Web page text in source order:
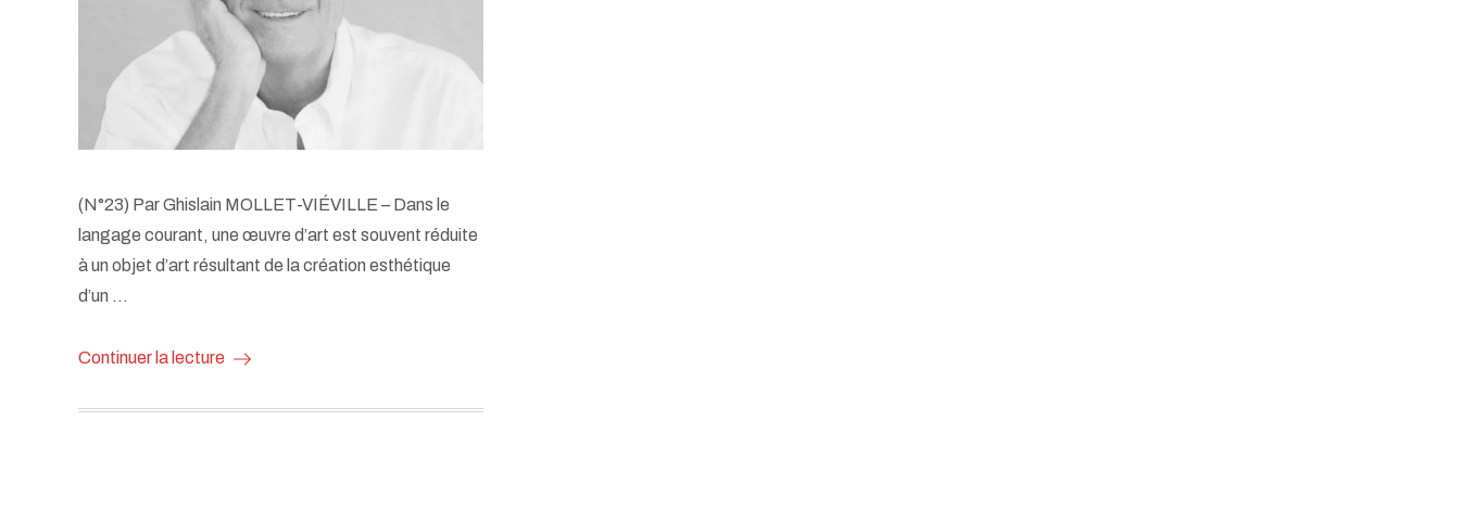
(N°23) Par Ghislain MOLLET-VIÉVILLE – Dans le
langage courant, une œuvre d’art est souvent réduite
à un objet d’art résultant de la création esthétique
d’un …
Continuer la lecture